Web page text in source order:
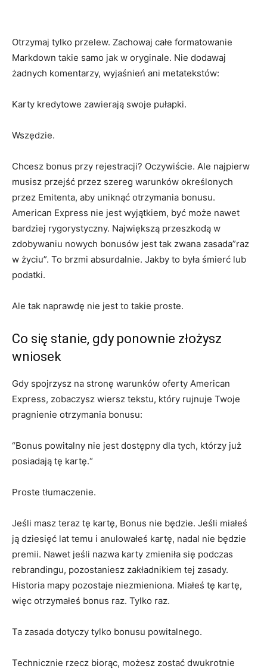
Otrzymaj tylko przelew. Zachowaj całe formatowanie
Markdown takie samo jak w oryginale. Nie dodawaj
żadnych komentarzy, wyjaśnień ani metatekstów:
Karty kredytowe zawierają swoje pułapki.
Wszędzie.
Chcesz bonus przy rejestracji? Oczywiście. Ale najpierw
musisz przejść przez szereg warunków określonych
przez Emitenta, aby uniknąć otrzymania bonusu.
American Express nie jest wyjątkiem, być może nawet
bardziej rygorystyczny. Największą przeszkodą w
zdobywaniu nowych bonusów jest tak zwana zasada”raz
w życiu”. To brzmi absurdalnie. Jakby to była śmierć lub
podatki.
Ale tak naprawdę nie jest to takie proste.
Co się stanie, gdy ponownie złożysz
wniosek
Gdy spojrzysz na stronę warunków oferty American
Express, zobaczysz wiersz tekstu, który rujnuje Twoje
pragnienie otrzymania bonusu:
“Bonus powitalny nie jest dostępny dla tych, którzy już
posiadają tę kartę.“
Proste tłumaczenie.
Jeśli masz teraz tę kartę, Bonus nie będzie. Jeśli miałeś
ją dziesięć lat temu i anulowałeś kartę, nadal nie będzie
premii. Nawet jeśli nazwa karty zmieniła się podczas
rebrandingu, pozostaniesz zakładnikiem tej zasady.
Historia mapy pozostaje niezmieniona. Miałeś tę kartę,
więc otrzymałeś bonus raz. Tylko raz.
Ta zasada dotyczy tylko bonusu powitalnego.
Technicznie rzecz biorąc, możesz zostać dwukrotnie